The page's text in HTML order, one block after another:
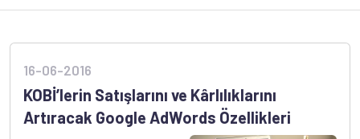
16-06-2016
KOBİ’lerin Satışlarını ve Kârlılıklarını
Artıracak Google AdWords Özellikleri